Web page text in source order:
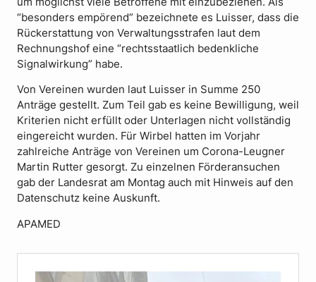
“besonders empörend” bezeichnete es Luisser, dass die
Rückerstattung von Verwaltungsstrafen laut dem
Rechnungshof eine “rechtsstaatlich bedenkliche
Signalwirkung” habe.
Von Vereinen wurden laut Luisser in Summe 250
Anträge gestellt. Zum Teil gab es keine Bewilligung, weil
Kriterien nicht erfüllt oder Unterlagen nicht vollständig
eingereicht wurden. Für Wirbel hatten im Vorjahr
zahlreiche Anträge von Vereinen um Corona-Leugner
Martin Rutter gesorgt. Zu einzelnen Förderansuchen
gab der Landesrat am Montag auch mit Hinweis auf den
Datenschutz keine Auskunft.
APAMED